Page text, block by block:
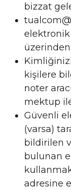
bizzat
elektronik
kişilere
noter
mektup
Güvenli
(varsa)
bildirilen
bulunan
adresine